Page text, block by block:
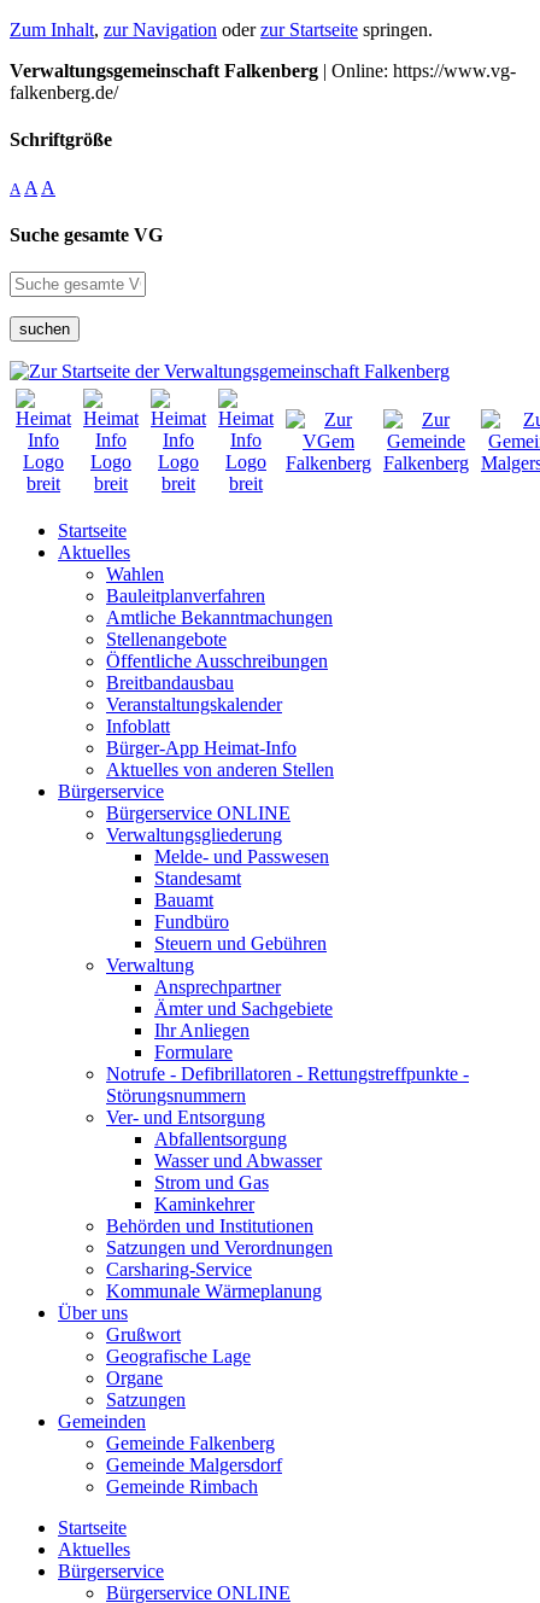
Zum Inhalt, zur Navigation oderzur Startseite springen.
Verwaltungsgemeinschaft Falkenberg | Online: https://www.vg-
falkenberg.de/
Schriftgröße
A A A
Suche gesamte VG
suchen
Startseite
Aktuelles
Wahlen
Bauleitplanverfahren
Amtliche Bekanntmachungen
Stellenangebote
Öffentliche Ausschreibungen
Breitbandausbau
Veranstaltungskalender
Infoblatt
Bürger-App Heimat-Info
Aktuelles von anderen Stellen
Bürgerservice
Bürgerservice ONLINE
Verwaltungsgliederung
Melde- und Passwesen
Standesamt
Bauamt
Fundbüro
Steuern und Gebühren
Verwaltung
Ansprechpartner
Ämter und Sachgebiete
Ihr Anliegen
Formulare
Notrufe - Defibrillatoren - Rettungstreffpunkte -
Störungsnummern
Ver- und Entsorgung
Abfallentsorgung
Wasser und Abwasser
Strom und Gas
Kaminkehrer
Behörden und Institutionen
Satzungen und Verordnungen
Carsharing-Service
Kommunale Wärmeplanung
Über uns
Grußwort
Geografische Lage
Organe
Satzungen
Gemeinden
Gemeinde Falkenberg
Gemeinde Malgersdorf
Gemeinde Rimbach
Startseite
Aktuelles
Bürgerservice
Bürgerservice ONLINE